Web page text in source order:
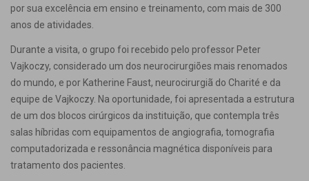
por sua excelência em ensino e treinamento, com mais de 300
anos de atividades.
Durante a visita, o grupo foi recebido pelo professor Peter
Vajkoczy, considerado um dos neurocirurgiões mais renomados
do mundo, e por Katherine Faust, neurocirurgiã do Charité e da
equipe de Vajkoczy. Na oportunidade, foi apresentada a estrutura
de um dos blocos cirúrgicos da instituição, que contempla três
salas híbridas com equipamentos de angiografia, tomografia
computadorizada e ressonância magnética disponíveis para
tratamento dos pacientes.